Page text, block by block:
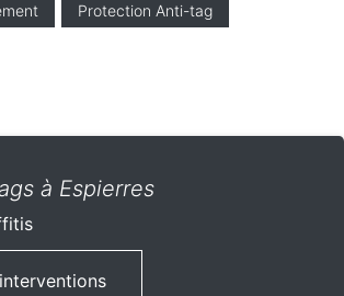
Protection Anti-tag
à Espierres